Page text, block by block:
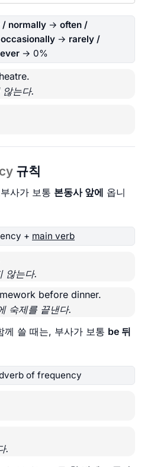
/ normally → often /
→ rarely /
→ 0%
는다.
규칙
사가 보통 본동사 앞에 옵니
+ main verb
않는다.
before dinner.
숙제를 끝낸다.
께 쓸 때는, 부사가 보통 be 뒤
of frequency
.